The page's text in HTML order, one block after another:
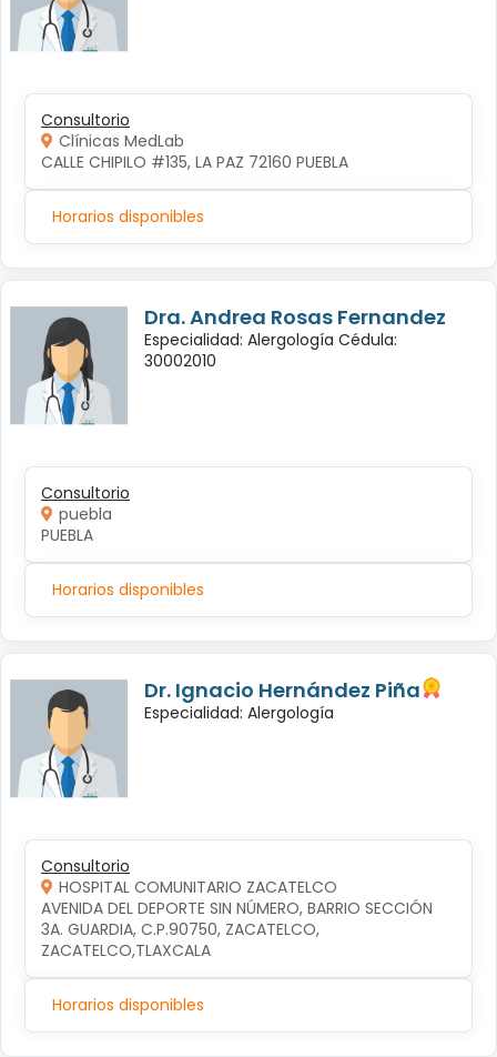
Consultorio
Clínicas MedLab
CALLE CHIPILO #135, LA PAZ 72160 PUEBLA
Horarios disponibles
Dra. Andrea Rosas Fernandez
Especialidad: Alergología Cédula:
30002010
Consultorio
puebla
PUEBLA
Horarios disponibles
Dr. Ignacio Hernández Piña
Especialidad: Alergología
Consultorio
HOSPITAL COMUNITARIO ZACATELCO
AVENIDA DEL DEPORTE SIN NÚMERO, BARRIO SECCIÓN
3A. GUARDIA, C.P.90750, ZACATELCO,
ZACATELCO,TLAXCALA
Horarios disponibles